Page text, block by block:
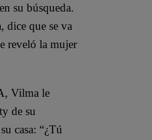
su búsqueda.
dice que se va
reveló la mujer
Vilma le
de su
casa: “¿Tú